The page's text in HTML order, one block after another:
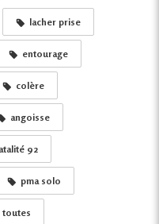
lacher prise
entourage
colère
angoisse
92
pma solo
toutes